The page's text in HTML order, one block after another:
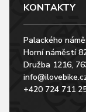
KONTAKTY
Palackého
Horní náměstí
Družba 1216,
+420 724 711